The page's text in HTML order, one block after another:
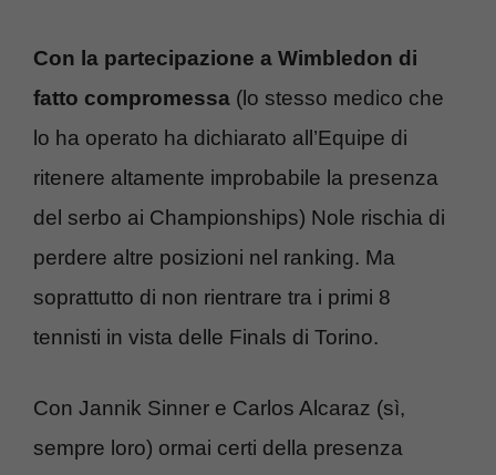
Con la partecipazione a Wimbledon di
fatto compromessa (lo stesso medico che
lo ha operato ha dichiarato all’Equipe di
ritenere altamente improbabile la presenza
del serbo ai Championships) Nole rischia di
perdere altre posizioni nel ranking. Ma
soprattutto di non rientrare tra i primi 8
tennisti in vista delle Finals di Torino.
Con Jannik Sinner e Carlos Alcaraz (sì,
sempre loro) ormai certi della presenza